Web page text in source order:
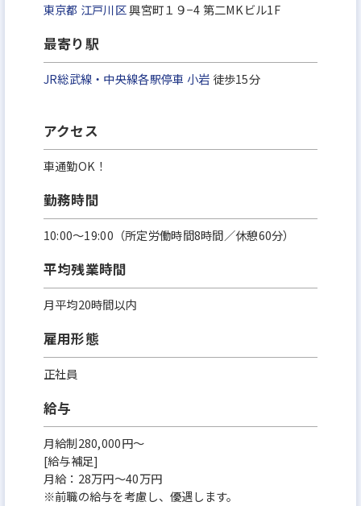
東京都 江戸川区興宮町１９−4 第二MKビル1F
最寄り駅
JR総武線・中央線各駅停車 小岩 徒歩15分
アクセス
車通勤OK！
勤務時間
10:00～19:00（所定労働時間8時間／休憩60分）
平均残業時間
月平均20時間以内
雇用形態
正社員
給与
月給制280,000円～
[給与補足]
月給：28万円～40万円
※前職の給与を考慮し、優遇します。